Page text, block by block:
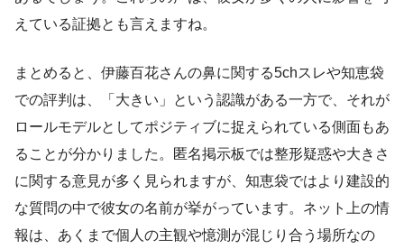
えている証拠とも言えますね。
まとめると、伊藤百花さんの鼻に関する5chスレや知恵袋
での評判は、「大きい」という認識がある一方で、それが
ロールモデルとしてポジティブに捉えられている側面もあ
ることが分かりました。匿名掲示板では整形疑惑や大きさ
に関する意見が多く見られますが、知恵袋ではより建設的
な質問の中で彼女の名前が挙がっています。ネット上の情
報は、あくまで個人の主観や憶測が混じり合う場所なの